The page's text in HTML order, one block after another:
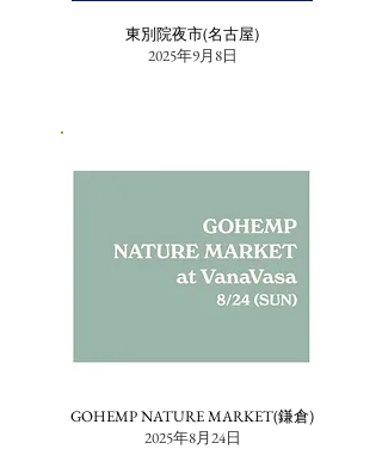
東別院夜市(名古屋)
2025年9月8日
GOHEMP NATURE MARKET(鎌倉)
2025年8月24日